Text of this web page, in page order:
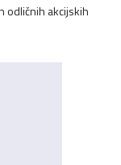
odličnih akcijskih